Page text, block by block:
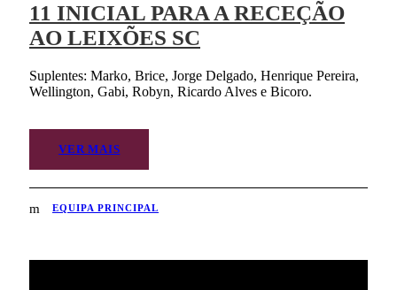
11 INICIAL PARA A RECEÇÃO
AO LEIXÕES SC
Suplentes: Marko, Brice, Jorge Delgado, Henrique Pereira,
Wellington, Gabi, Robyn, Ricardo Alves e Bicoro.
VER MAIS
EQUIPA PRINCIPAL